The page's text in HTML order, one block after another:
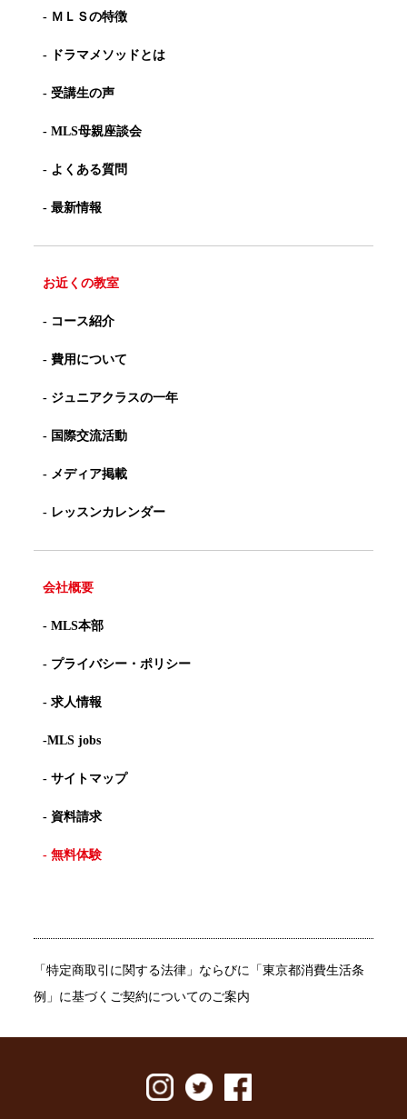
- ＭＬＳの特徴
- ドラマメソッドとは
- 受講生の声
- MLS母親座談会
- よくある質問
- 最新情報
お近くの教室
- コース紹介
- 費用について
- ジュニアクラスの一年
- 国際交流活動
- メディア掲載
- レッスンカレンダー
会社概要
- MLS本部
- プライバシー・ポリシー
- 求人情報
-MLS jobs
- サイトマップ
- 資料請求
- 無料体験
「特定商取引に関する法律」ならびに「東京都消費生活条
例」に基づくご契約についてのご案内